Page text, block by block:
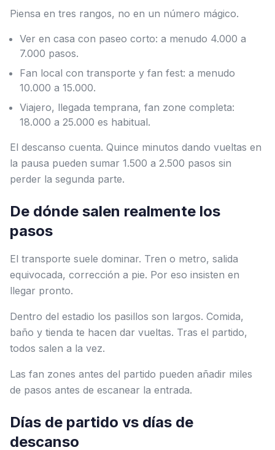
Piensa en tres rangos, no en un número mágico.
Ver en casa con paseo corto: a menudo 4.000 a
7.000 pasos.
Fan local con transporte y fan fest: a menudo
10.000 a 15.000.
Viajero, llegada temprana, fan zone completa:
18.000 a 25.000 es habitual.
El descanso cuenta. Quince minutos dando vueltas en
la pausa pueden sumar 1.500 a 2.500 pasos sin
perder la segunda parte.
De dónde salen realmente los
pasos
El transporte suele dominar. Tren o metro, salida
equivocada, corrección a pie. Por eso insisten en
llegar pronto.
Dentro del estadio los pasillos son largos. Comida,
baño y tienda te hacen dar vueltas. Tras el partido,
todos salen a la vez.
Las fan zones antes del partido pueden añadir miles
de pasos antes de escanear la entrada.
Días de partido vs días de
descanso